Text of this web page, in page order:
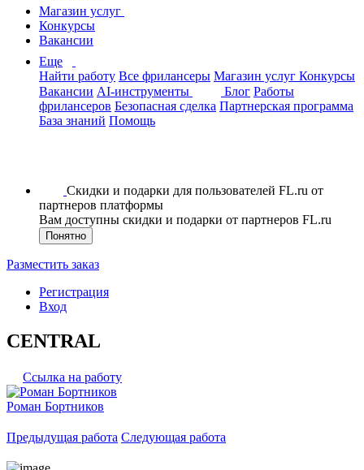
Магазин услуг
Конкурсы
Вакансии
Еще
Найти работу Все фрилансеры Магазин услуг Конкурсы
Вакансии AI-инструменты Блог Работы
фрилансеров Безопасная сделка Партнерская программа
База знаний Помощь
Скидки и подарки для пользователей FL.ru от
партнеров платформы
Вам доступны скидки и подарки от партнеров FL.ru
Понятно
Разместить заказ
Регистрация
Вход
CENTRAL
Ссылка на работу
Роман Бортников
Предыдущая работа Следующая работа